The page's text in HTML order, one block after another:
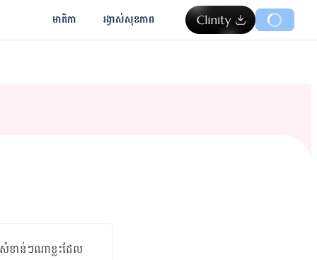
មាតិកា រង្វាស់​សុខភាព
ខាន់ៗ​ណា​ខ្លះ​ដែល​